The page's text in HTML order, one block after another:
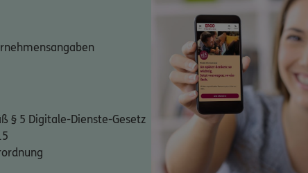
§ 5 Digitale-Dienste-Gesetz